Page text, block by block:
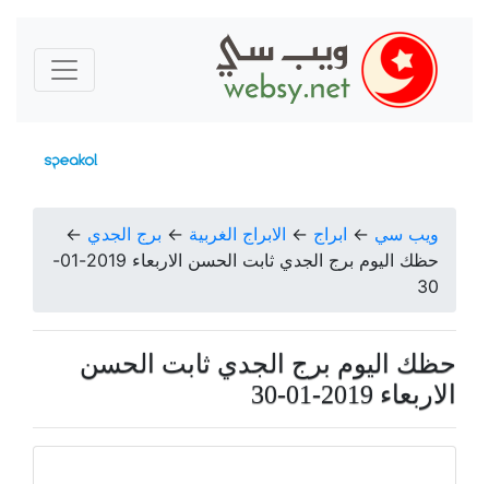
ويب سي ← ابراج ← الابراج الغربية ← برج الجدي ←
حظك اليوم برج الجدي ثابت الحسن الاربعاء 2019-01-
30
حظك اليوم برج الجدي ثابت الحسن
الاربعاء 2019-01-30